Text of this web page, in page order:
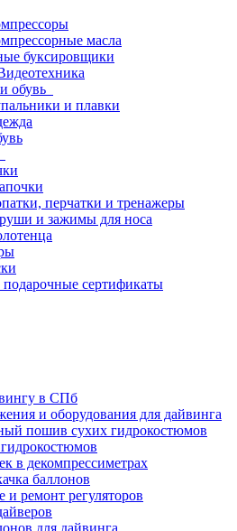
масла
буксировщики
обувь
и плавки
перчатки и тренажеры
и зажимы для носа
сертификаты
в СПб
и оборудования для дайвинга
пошив сухих гидрокостюмов
в декомпрессиметрах
баллонов
ремонт регуляторов
для дайвинга